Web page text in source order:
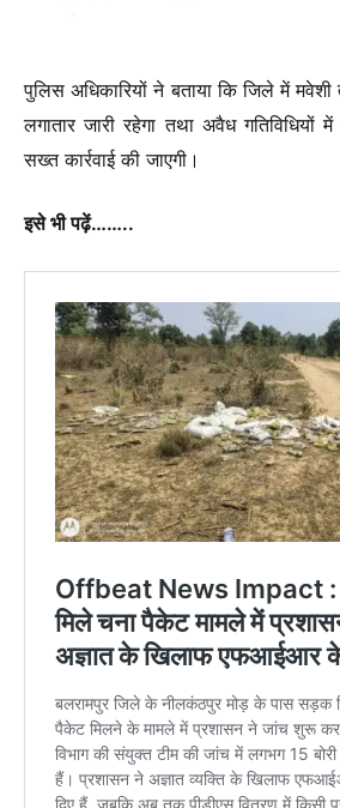
पुलिस अधिकारियों ने बताया कि जिले में
लगातार जारी रहेगा तथा अवैध गतिविधियों
सख्त कार्रवाई की जाएगी।
इसे भी पढ़ें……..